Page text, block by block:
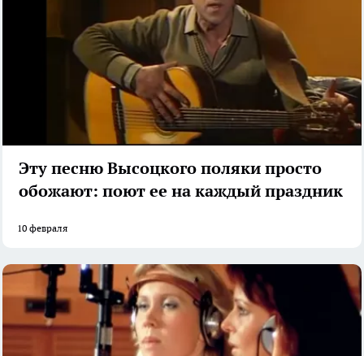
Эту песню Высоцкого поляки просто
обожают: поют ее на каждый праздник
10 февраля